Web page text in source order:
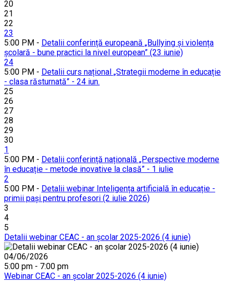
20
21
22
23
5:00 PM - Detalii conferință europeană „Bullying și violența
școlară - bune practici la nivel european” (23 iunie)
24
5:00 PM - Detalii curs național „Strategii moderne în educație
- clasa răsturnată” - 24 iun.
25
26
27
28
29
30
1
5:00 PM - Detalii conferință națională „Perspective moderne
în educație - metode inovative la clasă” - 1 iulie
2
5:00 PM - Detalii webinar Inteligența artificială în educație -
primii pași pentru profesori (2 iulie 2026)
3
4
5
Detalii webinar CEAC - an școlar 2025-2026 (4 iunie)
04/06/2026
5:00 pm - 7:00 pm
Webinar CEAC - an școlar 2025-2026 (4 iunie)